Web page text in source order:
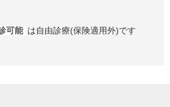
可能 は自由診療(保険適用外)です